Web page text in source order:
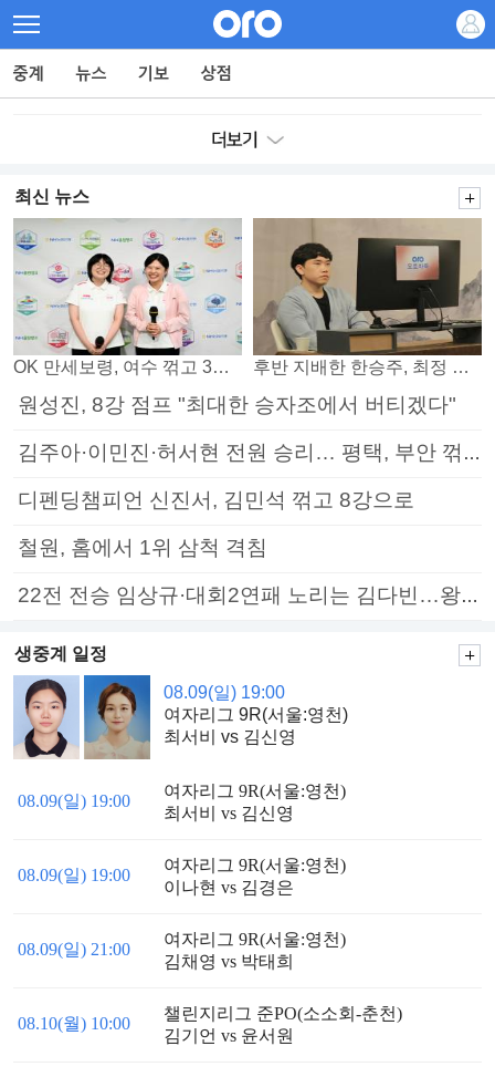
최신 뉴스
OK 만세보령, 여수 꺾고 3연패 탈출 후반 지배한 한승주, 최정 꺾고 8강 진출
원성진, 8강 점프 "최대한 승자조에서 버티겠다"
김주아·이민진·허서현 전원 승리… 평택, 부안 꺾고 5연승
디펜딩챔피언 신진서, 김민석 꺾고 8강으로
철원, 홈에서 1위 삼척 격침
22전 전승 임상규·대회2연패 노리는 김다빈…왕중왕전 16강 7일부터
생중계 일정
08.09(일) 19:00
여자리그 9R(서울:영천)
최서비 vs 김신영
08.09(일) 19:00
여자리그 9R(서울:영천)
최서비 vs 김신영
08.09(일) 19:00
여자리그 9R(서울:영천)
이나현 vs 김경은
08.09(일) 21:00
여자리그 9R(서울:영천)
김채영 vs 박태희
08.10(월) 10:00
챌린지리그 준PO(소소회-춘천)
김기언 vs 윤서원